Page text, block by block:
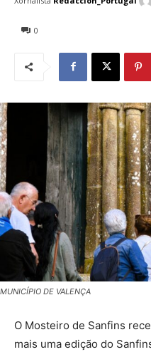
0
MUNICÍPIO DE VALENÇA
O Mosteiro de Sanfins
mais uma edição do